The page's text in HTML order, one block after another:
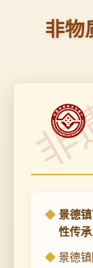
非物
景德
性传
景德